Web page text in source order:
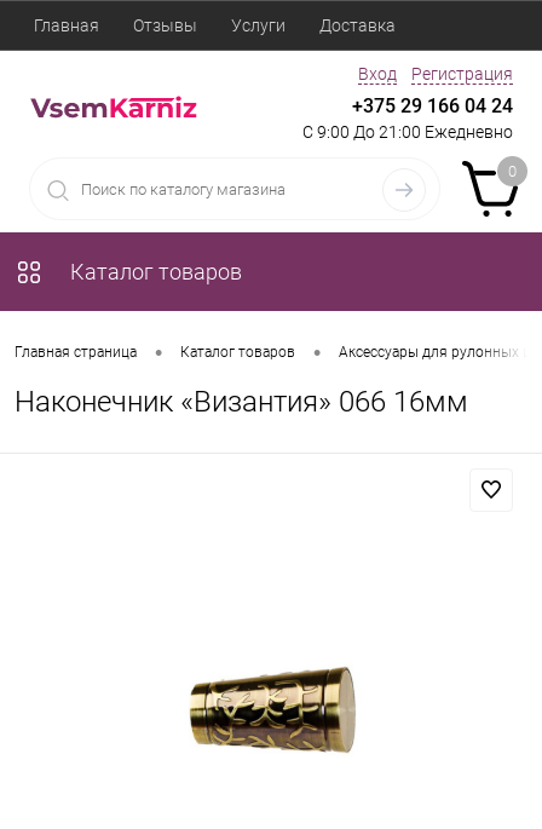
Главная Отзывы Услуги Доставка
Вход Регистрация
+375 29 166 04 24
С 9:00 До 21:00 Ежедневно
0
Каталог товаров
Главная страница • Каталог товаров • Аксессуары для рулонных
Наконечник «Византия» 066 16мм